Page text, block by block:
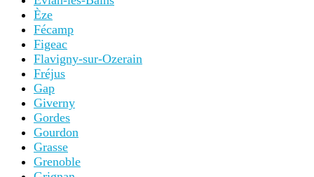
Èze
Fécamp
Figeac
Flavigny-sur-Ozerain
Fréjus
Gap
Giverny
Gordes
Gourdon
Grasse
Grenoble